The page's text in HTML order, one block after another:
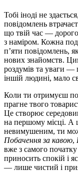
Тобі іноді не
повідомлень
що твій час —
з наміром. Кожна
п’яти повідомлень,
нових знайомств.
роздумів та уваги
іншій людині, мало
Коли ти отримуєш
прагне твого
Це створює
на першому місці. А
невимушеним, ти
Побачення за кавою,
вже з самого
приносить спокій і
— лише чистий і